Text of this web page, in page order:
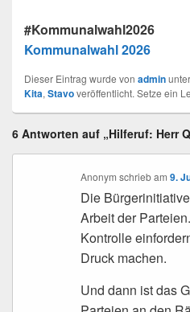
#Kommunalwahl2026
Kommunalwahl 2026
Dieser Eintrag wurde von adminunter
Kita,Stavoveröffentlicht. Setze ein
6 Antworten auf „Hilferuf: Herr
Anonym schriebam9.
Die
Arbeit der Parteien.
Kontrolle
Druck machen.
Und dann ist das